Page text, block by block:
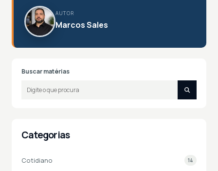
AUTOR
Marcos Sales
Buscar matérias
Categorias
Cotidiano 14